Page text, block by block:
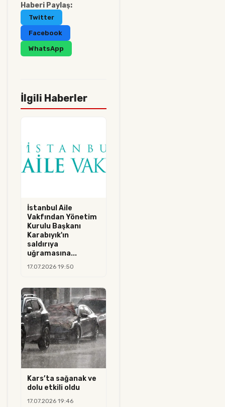
Haberi Paylaş:
Twitter
Facebook
WhatsApp
İlgili Haberler
İstanbul Aile
Vakfından Yönetim
Kurulu Başkanı
Karabıyık'ın
saldırıya
uğramasına...
17.07.2026 19:50
Kars’ta sağanak ve
dolu etkili oldu
17.07.2026 19:46